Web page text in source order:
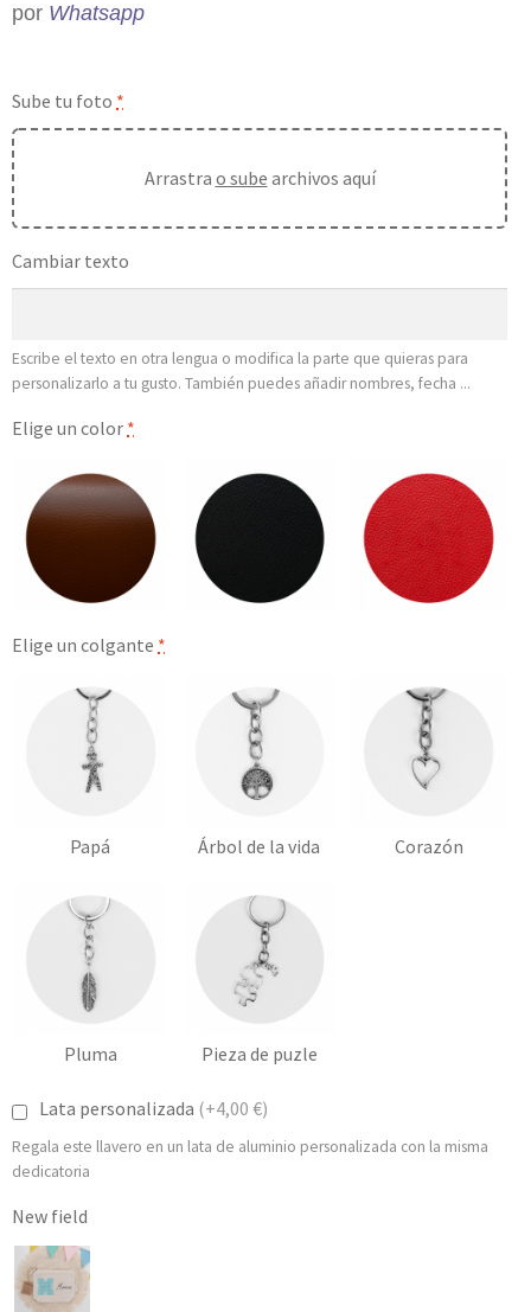
por Whatsapp
Sube tu foto *
Arrastra o sube archivos aquí
Cambiar texto
Escribe el texto en otra lengua o modifica la parte que quieras para
personalizarlo a tu gusto. También puedes añadir nombres, fecha ...
Elige un color *
Elige un colgante *
Papá Árbol de la vida Corazón
Pluma Pieza de puzle
Lata personalizada (+4,00 €)
Regala este llavero en un lata de aluminio personalizada con la misma
dedicatoria
New field